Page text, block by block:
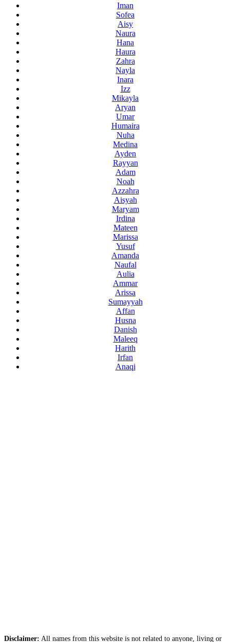
Iman
Sofea
Aisy
Naura
Hana
Haura
Zahra
Nayla
Inara
Izz
Mikayla
Aryan
Umar
Humaira
Nuha
Medina
Ayden
Rayyan
Adam
Noah
Azzahra
Aisyah
Maryam
Irdina
Mateen
Marissa
Yusuf
Amanda
Naufal
Aulia
Ammar
Arissa
Sumayyah
Affan
Husna
Danish
Maleeq
Harith
Irfan
Anaqi
Disclaimer: All names from this website is not related to anyone, living or